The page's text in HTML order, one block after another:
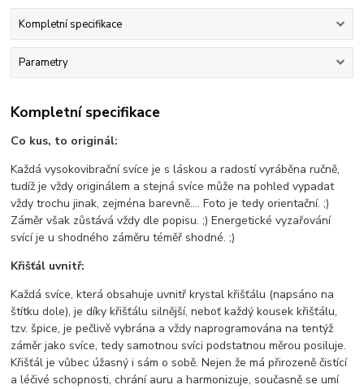
Kompletní specifikace
Parametry
Kompletní specifikace
Co kus, to originál:
Každá vysokovibrační svíce je s láskou a radostí vyráběna ručně,
tudíž je vždy originálem a stejná svíce může na pohled vypadat
vždy trochu jinak, zejména barevně.... Foto je tedy orientační. ;)
Záměr však zůstává vždy dle popisu. ;) Energetické vyzařování
svící je u shodného záměru téměř shodné. ;)
Křišťál uvnitř:
Každá svíce, která obsahuje uvnitř krystal křišťálu (napsáno na
štítku dole), je díky křišťálu silnější, neboť každý kousek křišťálu,
tzv. špice, je pečlivě vybrána a vždy naprogramována na tentýž
záměr jako svíce, tedy samotnou svíci podstatnou měrou posiluje.
Křišťál je vůbec úžasný i sám o sobě. Nejen že má přirozeně čistící
a léčivé schopnosti, chrání auru a harmonizuje, současně se umí